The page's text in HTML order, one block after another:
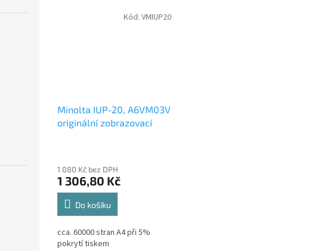
Minolta IUP-20, A6VM03V
originální zobrazovací
1 080 Kč bez DPH
1 306,80 Kč
Do košíku
cca. 60000 stran A4 při 5%
pokrytí tiskem
Kód: VMIUP20